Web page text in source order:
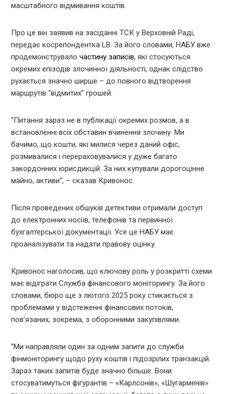
масштабного відмивання коштів.
Про це він заявив на засіданні ТСК у Верховній Раді,
передає косрепондентка LB. За його словами, НАБУ вже
продемонструвалочастину записів, які стосуються
окремих епізодів злочинної діяльності, однак слідство
рухається значно ширше – до повного відтворення
маршрутів “відмитих” грошей.
“Питання зараз не в публікації окремих розмов, а в
встановленні всіх обставин вчинення злочину. Ми
бачимо, що кошти, які милися через даний офіс,
розмивалися і перераховувалися у дуже багато
закордонних юрисдикцій. За них купували дорогоцінне
майно, активи”, – сказав Кривонос.
Після проведених обшуків детективи отримали доступ
до електронних носіїв, телефонів та первинної
бухгалтерської документації. Усе це НАБУ має
проаналізувати та надати правову оцінку.
Кривонос наголосив, що ключову роль у розкритті схеми
має відіграти Служба фінансового моніторингу. За його
словами, бюро ще з лютого 2025 року стикається з
проблемами у відстеженні фінансових потоків,
пов’язаних, зокрема, з оборонними закупівлями.
“Ми направляли один за одним запити до служби
фінмоніторингу щодо руху коштів і підозрілих транзакцій.
Зараз таких запитів буде значно більше. Вони
стосуватимуться фігурантів – «Карлсонів», «Шугарменів»